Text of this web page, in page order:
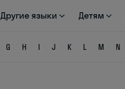
Другие языки Детям
G H I J K L M N